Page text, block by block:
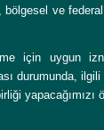
bölgesel ve
için uygun
durumunda,
yapacağımızı